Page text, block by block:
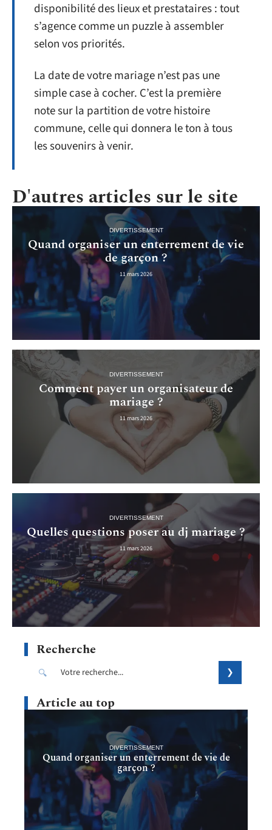
disponibilité des lieux et prestataires : tout
s’agence comme un puzzle à assembler
selon vos priorités.
La date de votre mariage n’est pas une
simple case à cocher. C’est la première
note sur la partition de votre histoire
commune, celle qui donnera le ton à tous
les souvenirs à venir.
D'autres articles sur le site
DIVERTISSEMENT
Quand organiser un enterrement de vie
de garçon ?
11 mars 2026
DIVERTISSEMENT
Comment payer un organisateur de
mariage ?
11 mars 2026
DIVERTISSEMENT
Quelles questions poser au dj mariage ?
11 mars 2026
Recherche
Article au top
DIVERTISSEMENT
Quand organiser un enterrement de vie de
garçon ?